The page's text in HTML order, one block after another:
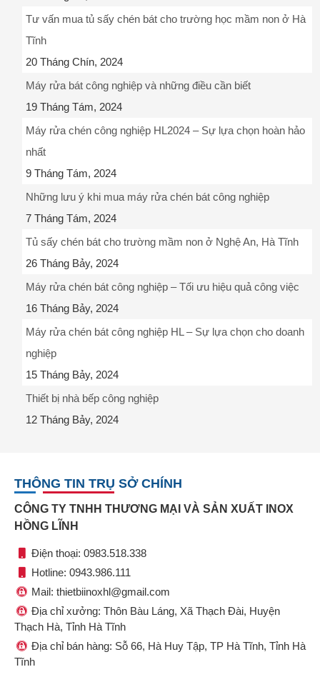
Tư vấn mua tủ sấy chén bát cho trường học mầm non ở Hà
Tĩnh
20 Tháng Chín, 2024
Máy rửa bát công nghiệp và những điều cần biết
19 Tháng Tám, 2024
Máy rửa chén công nghiệp HL2024 – Sự lựa chọn hoàn hảo
nhất
9 Tháng Tám, 2024
Những lưu ý khi mua máy rửa chén bát công nghiệp
7 Tháng Tám, 2024
Tủ sấy chén bát cho trường mầm non ở Nghệ An, Hà Tĩnh
26 Tháng Bảy, 2024
Máy rửa chén bát công nghiệp – Tối ưu hiệu quả công việc
16 Tháng Bảy, 2024
Máy rửa chén bát công nghiệp HL – Sự lựa chọn cho doanh
nghiệp
15 Tháng Bảy, 2024
Thiết bị nhà bếp công nghiệp
12 Tháng Bảy, 2024
THÔNG TIN TRỤ SỞ CHÍNH
CÔNG TY TNHH THƯƠNG MẠI VÀ SẢN XUẤT INOX
HỒNG LĨNH
Điện thoại: 0983.518.338
Hotline: 0943.986.111
Mail: thietbiinoxhl@gmail.com
Địa chỉ xưởng: Thôn Bàu Láng, Xã Thạch Đài, Huyện
Thạch Hà, Tỉnh Hà Tĩnh
Địa chỉ bán hàng: Sỗ 66, Hà Huy Tập, TP Hà Tĩnh, Tỉnh Hà
Tĩnh